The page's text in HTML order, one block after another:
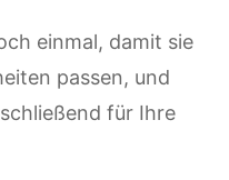
einmal, damit sie
passen, und
für Ihre